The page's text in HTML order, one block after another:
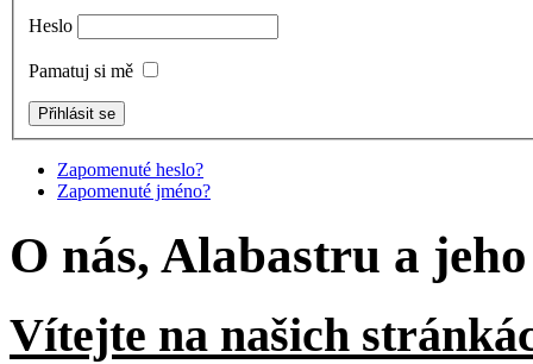
Heslo
Pamatuj si mě
Zapomenuté heslo?
Zapomenuté jméno?
O nás, Alabastru a
Vítejte na našich